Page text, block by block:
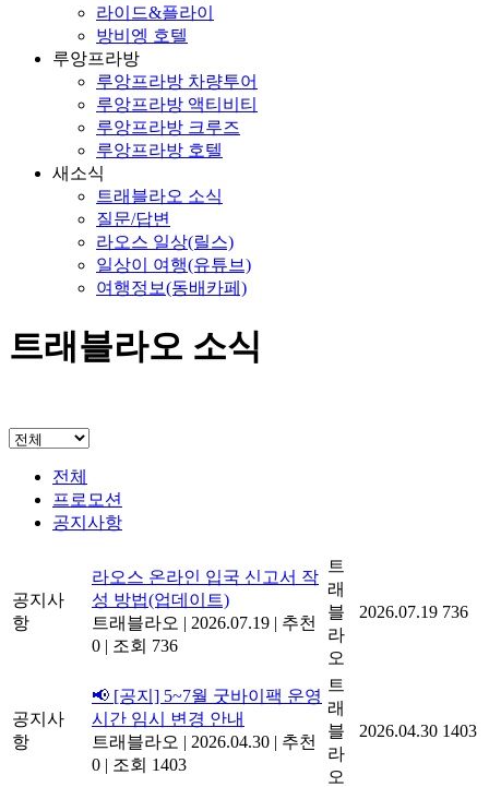
라이드&플라이
방비엥 호텔
루앙프라방
루앙프라방 차량투어
루앙프라방 액티비티
루앙프라방 크루즈
루앙프라방 호텔
새소식
트래블라오 소식
질문/답변
라오스 일상(릴스)
일상이 여행(유튜브)
여행정보(동배카페)
트래블라오 소식
전체
프로모션
공지사항
공지사
항
라오스 온라인 입국 신고서 작
성 방법(업데이트)
트래블라오 | 2026.07.19 | 추천
0 | 조회 736
트
래
블
라
오
2026.07.19 736
공지사
항
📢 [공지] 5~7월 굿바이팩 운영
시간 임시 변경 안내
트래블라오 | 2026.04.30 | 추천
0 | 조회 1403
트
래
블
라
오
2026.04.30 1403